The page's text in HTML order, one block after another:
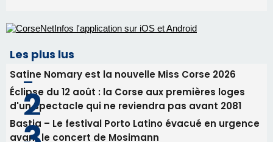
avant le concert de Mosimann
consommation en recul dans les restaurants
La gendarmerie alerte les restaurateurs corses
face à une nouvelle escroquerie au faux vendeur de
vin
Newsletter